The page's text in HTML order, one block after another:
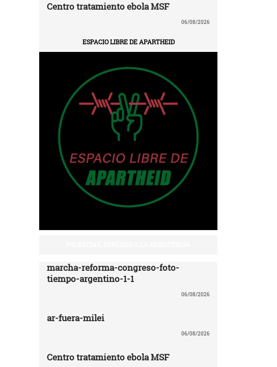
Centro tratamiento ebola MSF
06/08/2026
ESPACIO LIBRE DE APARTHEID
marcha-reforma-congreso-foto-
tiempo-argentino-1-1
06/08/2026
ar-fuera-milei
06/08/2026
Centro tratamiento ebola MSF